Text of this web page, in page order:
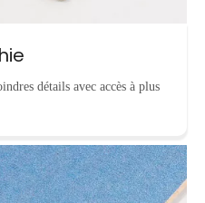
détails avec accès à plus